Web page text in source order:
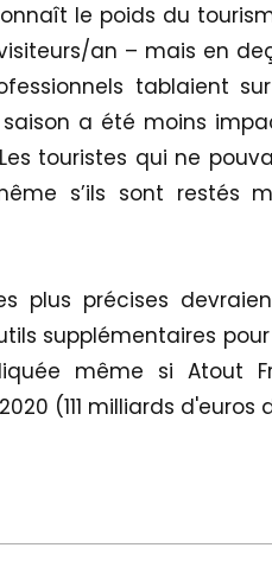
le poids du
an – mais en
tablaient
a été moins
touristes qui ne
s’ils sont restés
plus précises
supplémentaires
même si Atout
(111 milliards